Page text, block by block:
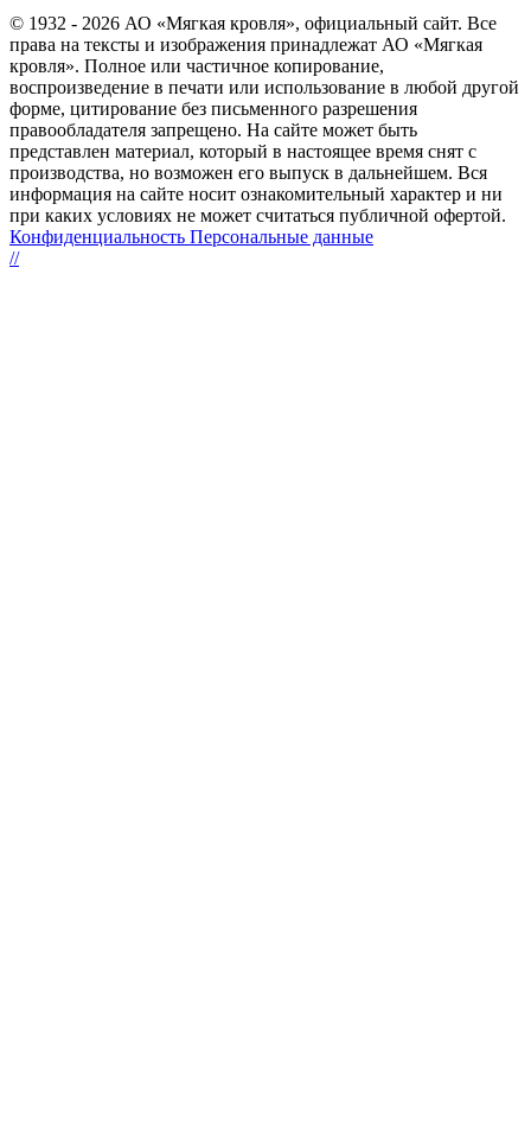
© 1932 - 2026 АО «Мягкая кровля», официальный сайт. Все
права на тексты и изображения принадлежат АО «Мягкая
кровля». Полное или частичное копирование,
воспроизведение в печати или использование в любой другой
форме, цитирование без письменного разрешения
правообладателя запрещено. На сайте может быть
представлен материал, который в настоящее время снят с
производства, но возможен его выпуск в дальнейшем. Вся
информация на сайте носит ознакомительный характер и ни
при каких условиях не может считаться публичной офертой.
Конфиденциальность Персональные данные
//